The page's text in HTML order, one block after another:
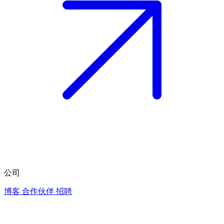
公司
博客 合作伙伴 招聘